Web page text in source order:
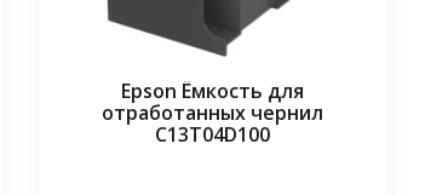
Epson Ёмкость для
отработанных чернил
C13T04D100